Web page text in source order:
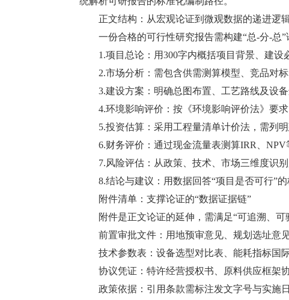
正文结构：从宏观论证到微观数据的递进逻
一份合格的可行性研究报告需构建“总-分-总”
1.项目总论：用300字内概括项目背景、建设
2.市场分析：需包含供需测算模型、竞品对标
3.建设方案：明确总图布置、工艺路线及设备
4.环境影响评价：按《环境影响评价法》要求
5.投资估算：采用工程量清单计价法，需列明
6.财务评价：通过现金流量表测算IRR、NPV
7.风险评估：从政策、技术、市场三维度识别
8.结论与建议：用数据回答“项目是否可行”的
附件清单：支撑论证的“数据证据链”
附件是正文论证的延伸，需满足“可追溯、可
前置审批文件：用地预审意见、规划选址意见
技术参数表：设备选型对比表、能耗指标国际
协议凭证：特许经营授权书、原料供应框架协
政策依据：引用条款需标注发文字号与实施日